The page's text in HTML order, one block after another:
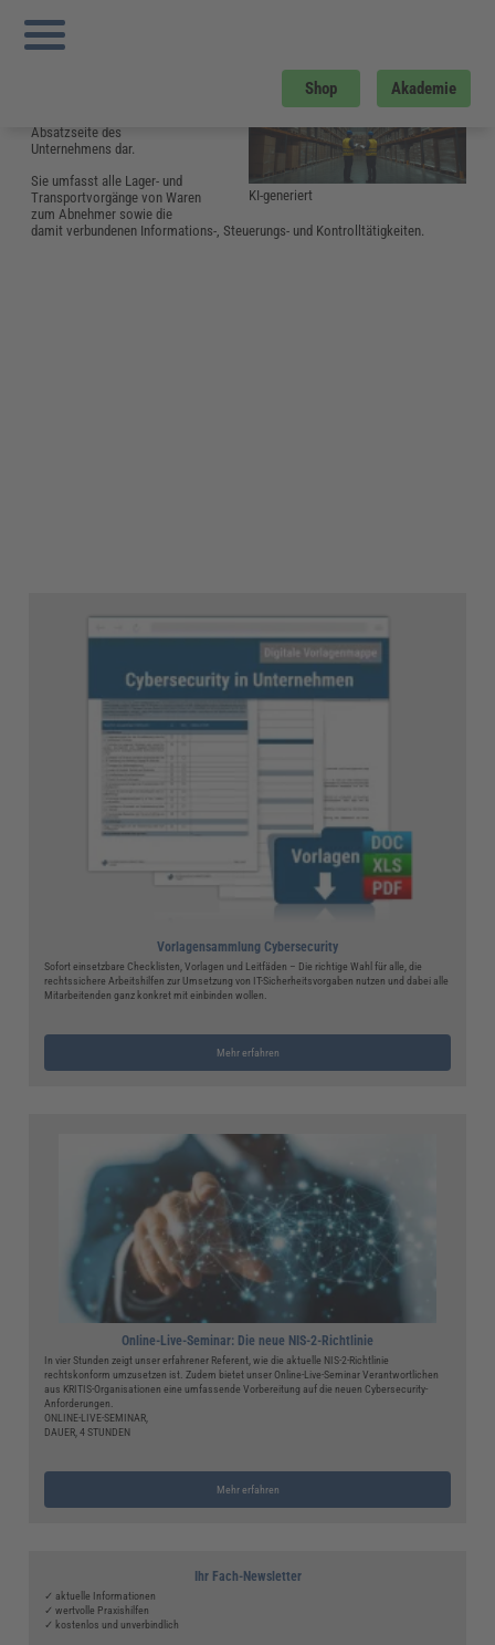
Shop Akademie
Sie sind hier:
Distributionslogistik
KI-generiert
Absatzseite des
Unternehmens dar.
Sie umfasst alle Lager- und
Transportvorgänge von Waren
zum Abnehmer sowie die
damit verbundenen Informations-, Steuerungs- und Kontrolltätigkeiten.
Vorlagensammlung Cybersecurity
Sofort einsetzbare Checklisten, Vorlagen und Leitfäden – Die richtige Wahl für alle, die
rechtssichere Arbeitshilfen zur Umsetzung von IT-Sicherheitsvorgaben nutzen und dabei alle
Mitarbeitenden ganz konkret mit einbinden wollen.
Mehr erfahren
Online-Live-Seminar: Die neue NIS-2-Richtlinie
In vier Stunden zeigt unser erfahrener Referent, wie die aktuelle NIS-2-Richtlinie
rechtskonform umzusetzen ist. Zudem bietet unser Online-Live-Seminar Verantwortlichen
aus KRITIS-Organisationen eine umfassende Vorbereitung auf die neuen Cybersecurity-
Anforderungen.
ONLINE-LIVE-SEMINAR,
DAUER, 4 STUNDEN
Mehr erfahren
Ihr Fach-Newsletter
✓ aktuelle Informationen
✓ wertvolle Praxishilfen
✓ kostenlos und unverbindlich